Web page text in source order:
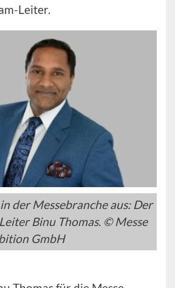
Leiter.
der Messebranche aus: Der
Binu Thomas. © Messe
GmbH